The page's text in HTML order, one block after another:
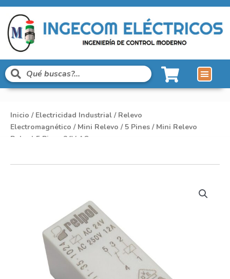
Inicio / Electricidad Industrial / Relevo
Electromagnético / Mini Relevo / 5 Pines / Mini Relevo
Relpol 5 Pines 24V AC